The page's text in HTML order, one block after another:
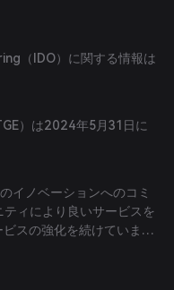
（IDO）に関する情報は
）は2024年5月31日に
イノベーションへのコミ
ィにより良いサービスを
スの強化を続けていま